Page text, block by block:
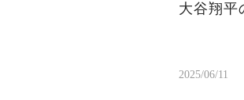
大谷翔平
2025/06/11